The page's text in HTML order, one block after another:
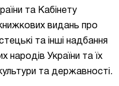
та Кабінету
видань про
та інші надбання
народів України та їх
та державності.